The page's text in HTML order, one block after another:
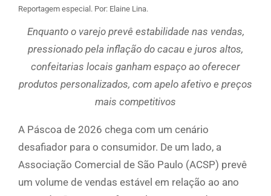
Reportagem especial. Por: Elaine Lina.
Enquanto o varejo prevê estabilidade nas vendas,
pressionado pela inflação do cacau e juros altos,
confeitarias locais ganham espaço ao oferecer
produtos personalizados, com apelo afetivo e preços
mais competitivos
A Páscoa de 2026 chega com um cenário
desafiador para o consumidor. De um lado, a
Associação Comercial de São Paulo (ACSP) prevê
um volume de vendas estável em relação ao ano